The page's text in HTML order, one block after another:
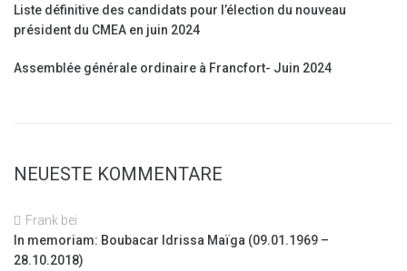
Liste définitive des candidats pour l’élection du nouveau
président du CMEA en juin 2024
Assemblée générale ordinaire à Francfort- Juin 2024
NEUESTE KOMMENTARE
Frank bei
In memoriam: Boubacar Idrissa Maïga (09.01.1969 –
28.10.2018)